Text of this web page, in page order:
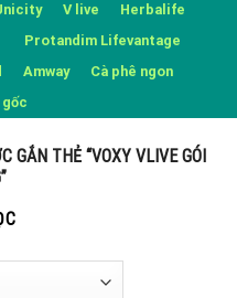
V live
Herbalife
Protandim Lifevantage
Amway
Cà phê ngon
gốc
GẮN THẺ “VOXY VLIVE GÓI